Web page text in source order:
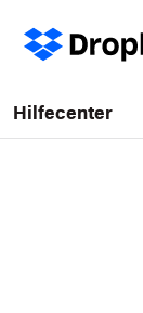
Hilfecenter